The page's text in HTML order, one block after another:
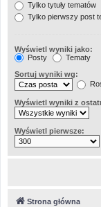
Tylko tytuły tematów
Tylko pierwszy post
Wyświetl wyniki jako:
Posty
Tematy
Sortuj wyniki wg:
Wyświetl wyniki z
Wyświetl pierwsze:
Strona główna